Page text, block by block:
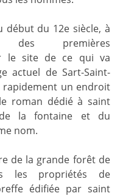
début du 12e siècle, à
des premières
le site de ce qui va
actuel de Sart-Saint-
rapidement un endroit
roman dédié à saint
la fontaine et du
nom.
de la grande forêt de
les propriétés de
édifiée par saint